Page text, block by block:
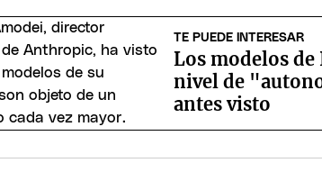
TE PUEDE INTERESAR
Los modelos
nivel de
antes visto